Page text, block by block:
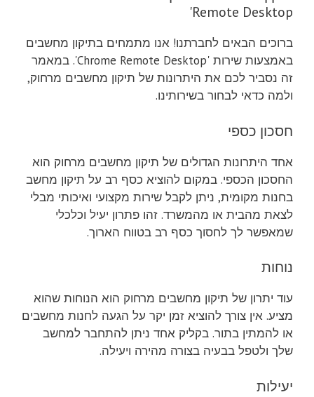
Remote Desktop'
ברוכים הבאים לחברתנו! אנו מתמחים בתיקון מחשבים
באמצעות שירות 'Chrome Remote Desktop'. במאמר
זה נסביר לכם את היתרונות של תיקון מחשבים מרחוק,
ולמה כדאי לבחור בשירותינו.
חסכון כספי
אחד היתרונות הגדולים של תיקון מחשבים מרחוק הוא
החסכון הכספי. במקום להוציא כסף רב על תיקון מחשב
בחנות מקומית, ניתן לקבל שירות מקצועי ואיכותי מבלי
לצאת מהבית או מהמשרד. זהו פתרון יעיל וכלכלי
שמאפשר לך לחסוך כסף רב בטווח הארוך.
נוחות
עוד יתרון של תיקון מחשבים מרחוק הוא הנוחות שהוא
מציע. אין צורך להוציא זמן יקר על הגעה לחנות מחשבים
או להמתין בתור. בקליק אחד ניתן להתחבר למחשב
שלך ולטפל בבעיה בצורה מהירה ויעילה.
יעילות